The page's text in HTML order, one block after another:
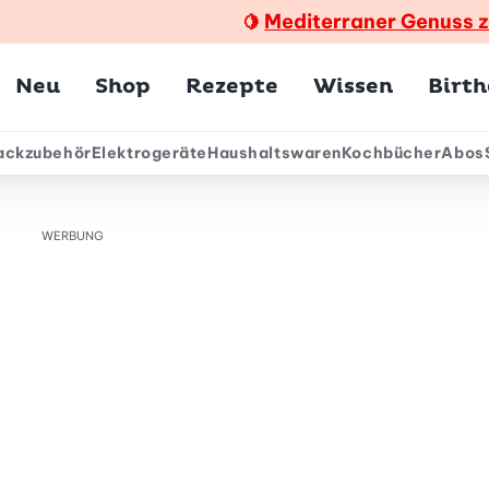
🍋 Mediterraner Genuss
Neu Shop Rezepte Wissen
ElektrogeräteHaushaltswarenKochbücherAbos
WERBUNG